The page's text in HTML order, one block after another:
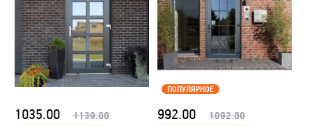
1035.00 1139.00
ПОПУЛЯРНОЕ
992.00 1092.00